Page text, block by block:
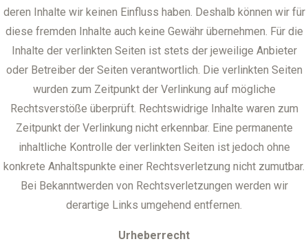
deren Inhalte wir keinen Einfluss haben. Deshalb können wir für
diese fremden Inhalte auch keine Gewähr übernehmen. Für die
Inhalte der verlinkten Seiten ist stets der jeweilige Anbieter
oder Betreiber der Seiten verantwortlich. Die verlinkten Seiten
wurden zum Zeitpunkt der Verlinkung auf mögliche
Rechtsverstöße überprüft. Rechtswidrige Inhalte waren zum
Zeitpunkt der Verlinkung nicht erkennbar. Eine permanente
inhaltliche Kontrolle der verlinkten Seiten ist jedoch ohne
konkrete Anhaltspunkte einer Rechtsverletzung nicht zumutbar.
Bei Bekanntwerden von Rechtsverletzungen werden wir
derartige Links umgehend entfernen.
Urheberrecht